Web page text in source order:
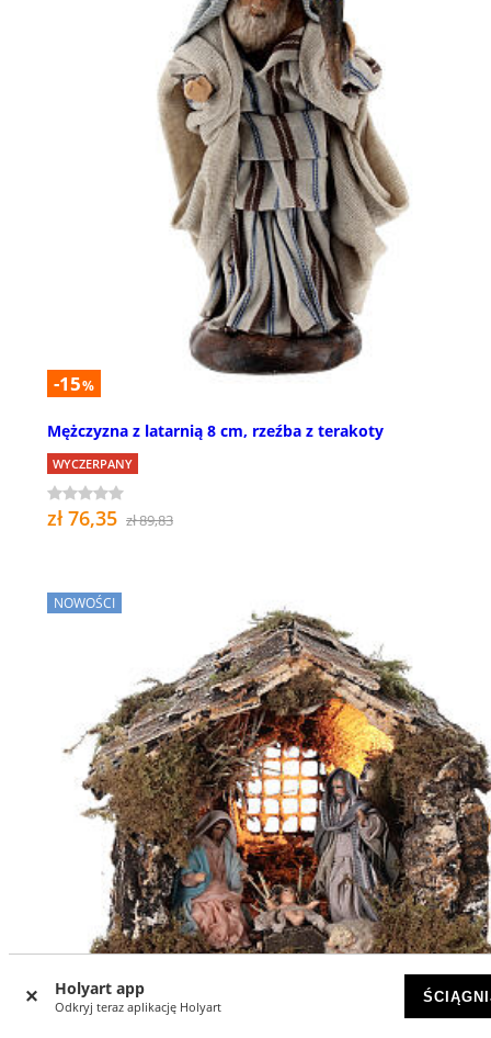
Holyart app
Odkryj teraz aplikację Holyart
-15%
Mężczyzna z latarnią 8 cm, rzeźba z terakoty
WYCZERPANY
zł 76,35 zł 89,83
NOWOŚCI
-11